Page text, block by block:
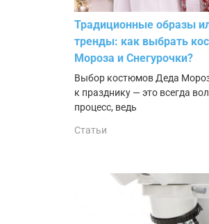
Традиционные образы
тренды: как выбрать
Мороза и Снегурочки?
Выбор костюмов Деда
к празднику — это всегда
процесс, ведь
Статьи